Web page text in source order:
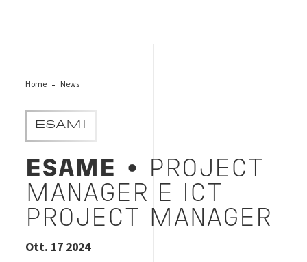
Home News
ESAMI
ESAME
• PROJECT
MANAGER E ICT
PROJECT MANAGER
Ott. 17 2024